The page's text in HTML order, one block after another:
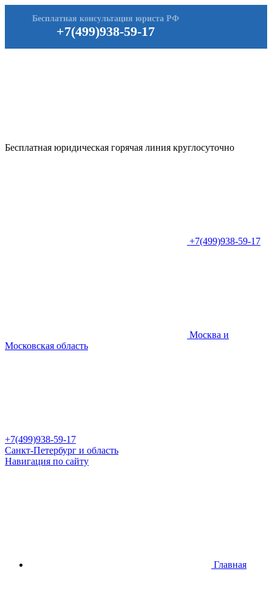
+7(499)938-59-17
Бесплатная консультация юриста РФ
Бесплатная юридическая горячая линия круглосуточно
+7(499)938-59-17
Москва и
Московская область
+7(499)938-59-17
Санкт-Петербург и область
Навигация по сайту
Главная